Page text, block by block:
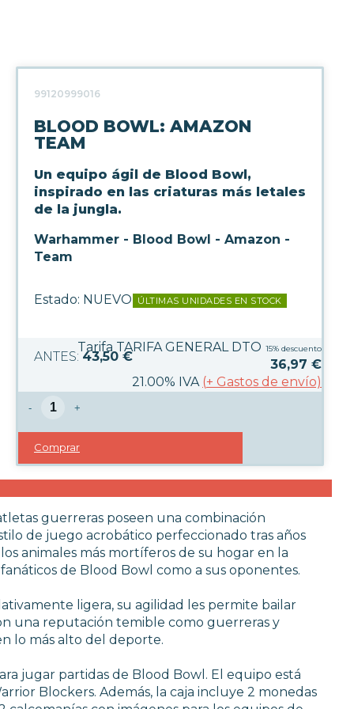
99120999016
BLOOD BOWL: AMAZON
TEAM
Un equipo ágil de Blood Bowl,
inspirado en las criaturas más letales
de la jungla.
Warhammer - Blood Bowl - Amazon -
Team
Estado: NUEVO ÚLTIMAS UNIDADES EN STOCK
43,50 €
Tarifa TARIFA GENERAL DTO 15% descuento
36,97 €
21.00% IVA (+ Gastos de envío)
- +
Comprar
guerreras poseen una combinación
de juego acrobático perfeccionado tras años
animales más mortíferos de su hogar en la
de Blood Bowl como a sus oponentes.
ligera, su agilidad les permite bailar
una reputación temible como guerreras y
lo más alto del deporte.
jugar partidas de Blood Bowl. El equipo está
Blockers. Además, la caja incluye 2 monedas